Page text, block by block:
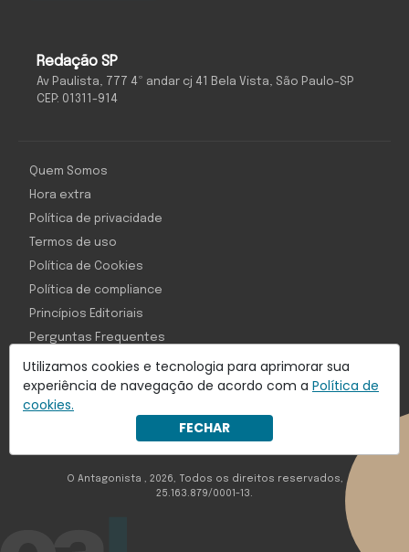
Utilizamos cookies e tecnologia para aprimorar sua
experiência de navegação de acordo com a Política de
cookies.
FECHAR
Redação SP
Av Paulista, 777 4º andar cj 41 Bela Vista, São Paulo-SP
CEP: 01311-914
Com inteligência e tecnologia:
Object1ve - Marketing Solution
Quem Somos
Hora extra
Política de privacidade
Termos de uso
Política de Cookies
Política de compliance
Princípios Editoriais
Perguntas Frequentes
O Antagonista , 2026, Todos os direitos reservados,
25.163.879/0001-13.